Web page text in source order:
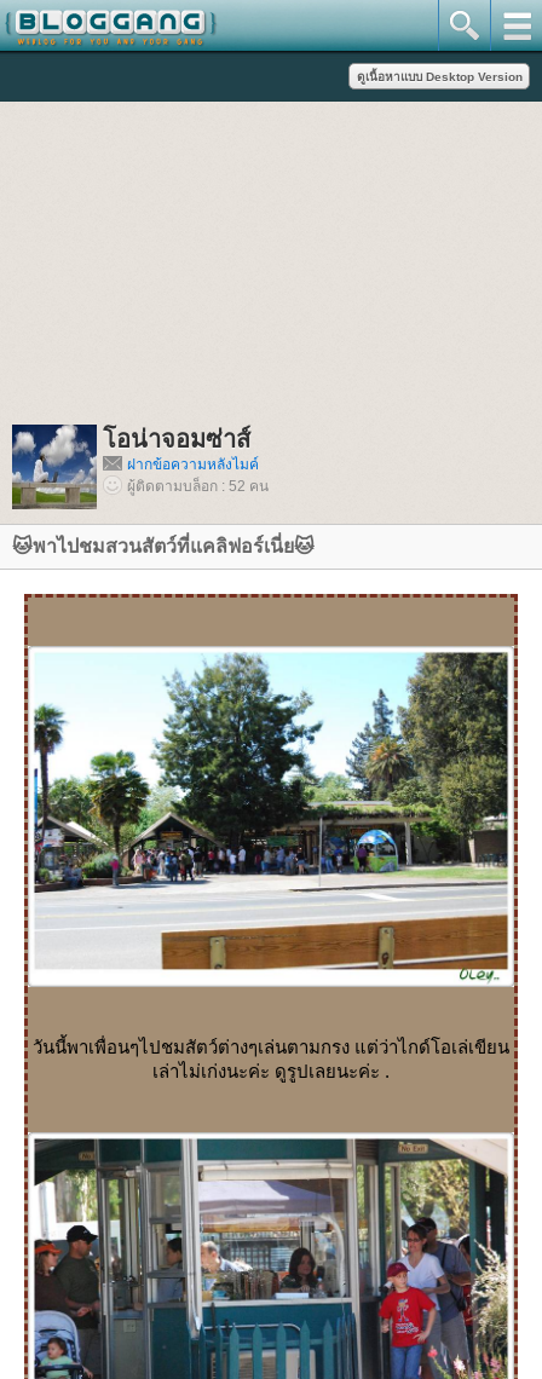
อน่าจอมซ่าส์
ฝากข้อความหลังไมค์
ผู้ติดตามบล็อก : 52 คน
🐱พาไปชมสวนสัตว์ที่แคลิฟอร์เนี่ย🐱
วันนี้พาเพื่อนๆไปชมสัตว์ต่างๆเล่นตามกรง แต่ว่าไกด์โอเล่เขียน
เล่าไม่เก่งนะค่ะ ดูรูปเลยนะค่ะ .